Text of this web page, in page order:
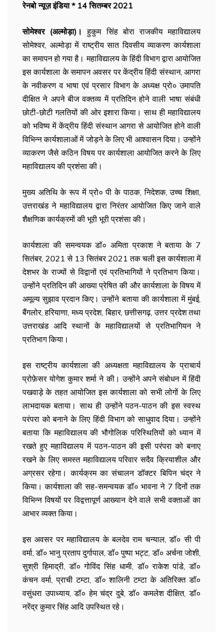
रेनबो न्यूज़ इंडिया * 14 सितम्बर 2021
सोमेश्वर (अल्मोड़ा)। हुकुम सिंह बोरा राजकीय महाविद्यालय
सोमेश्वर, अल्मोड़ा में राष्ट्रीय सात दिवसीय व्याकरण कार्यशाला
का समापन हो गया है। महाविद्यालय के हिंदी विभाग द्वारा आयोजित
इस कार्यशाला के समापन अवसर पर केंद्रीय हिंदी संस्थान, आगरा
के नवीकरण व भाषा एवं प्रसार विभाग के अध्यक्ष प्रो० उमापति
दीक्षित ने अपने बीज वक्तव्य में प्रतिदिन होने वाली भाषा संबंधी
छोटी-छोटी गलतियों की ओर इशारा किया। साथ ही महाविद्यालय
को भविष्य में केंद्रीय हिंदी संस्थान आगरा से आयोजित होने वाली
विभिन्न कार्यशालाओं में जोड़ने के लिए भी आश्वासन दिया। उन्होंने
व्याकरण जैसे कठिन विषय पर कार्यशाला आयोजित करने के लिए
महाविद्यालय की प्रशंसा की।
मुख्य अतिथि के रूप में प्रो० पी के पाठक, निदेशक, उच्च शिक्षा,
उत्तराखंड ने महाविद्यालय द्वारा निरंतर आयोजित किए जाने वाले
शैक्षणिक कार्यक्रमों की भूरी भूरी प्रशंसा की।
कार्यशाला की समन्वयक डॉ० अमिता प्रकाश ने बताया के 7
सितंबर, 2021 से 13 सितंबर 2021 तक चली इस कार्यशाला में
देशभर के राज्यों से विद्वानों एवं प्रतिभागियों ने प्रतिभाग किया।
उन्होंने प्रतिदिन की आख्या प्रेषित की और कार्यशाला के विषय में
अमूल्य सुझाव प्रदान किए। उन्होंने बताया की कार्यशाला में मुंबई,
बैंगलोर, हरियाणा, मध्य प्रदेश, बिहार, छत्तीसगढ़, उत्तर प्रदेश तथा
उत्तराखंड आदि स्थानों के महाविद्यालयों से प्रतिभागियन ने
प्रतिभाग किया।
इस राष्ट्रीय कार्यशाला की अध्यक्षता महाविद्यालय के प्राचार्य
प्रोफ़ेसर योगेश कुमार शर्मा ने की। उन्होंने अपने संबोधन में हिंदी
पखवाड़े के तहत आयोजित इस कार्यशाला को सभी लोगों के लिए
लाभदायक बताया। साथ ही उन्होंने पठन-पाठन की इस स्वस्थ
परंपरा को बनाने के लिए हिंदी विभाग को साधुवाद दिया। उन्होंने
बताया कि महाविद्यालय की भौगोलिक परिस्थितियों को ध्यान में
रखते हुए महाविद्यालय में पठन-पाठन की इसी परंपरा को बनाए
रखने के लिए समस्त महाविद्यालय परिवार सदैव क्रियाशील और
अग्रसर रहेगा। कार्यक्रम का संचालन डॉक्टर बिपिन चंद्र ने
किया। कार्यशाला की सह-समन्वयक डॉ० भावना ने 7 दिनों तक
विभिन्न विषयों पर विद्वत्तापूर्ण आख्यान देने वाले सभी वक्ताओं का
आभार व्यक्त किया।
इस अवसर पर महाविद्यालय के बलदेव राम चन्याल, डॉ० सी पी
वर्मा, डॉ० भानु प्रताप दुर्गापाल, डॉ० पुष्पा भट्ट, डॉ० अर्चना जोशी,
सुश्री हिमाद्री, डॉ० गोविंद सिंह धामी, डॉ० राकेश पांडे, डॉ०
कंचन वर्मा, प्राची टम्टा, डॉ० शालिनी टम्टा के अतिरिक्त डॉ०
वसुंधरा उपाध्याय, डॉ० हेम चंद्र दुबे, डॉ० कमलेश दीक्षित, डॉ०
नरेंद्र कुमार सिंह आदि उपस्थित रहे।